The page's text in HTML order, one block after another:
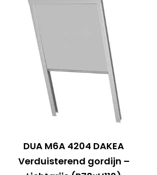
DUA M6A 4204 DAKEA
Verduisterend gordijn –